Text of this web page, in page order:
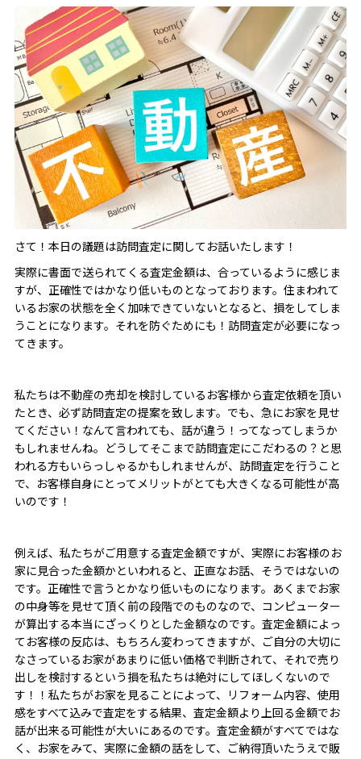
さて！本日の議題は訪問査定に関してお話いたします！
実際に書面で送られてくる査定金額は、合っているように感じま
すが、正確性ではかなり低いものとなっております。住まわれて
いるお家の状態を全く加味できていないとなると、損をしてしま
うことになります。それを防ぐためにも！訪問査定が必要になっ
てきます。
私たちは不動産の売却を検討しているお客様から査定依頼を頂い
たとき、必ず訪問査定の提案を致します。でも、急にお家を見せ
てください！なんて言われても、話が違う！ってなってしまうか
もしれませんね。どうしてそこまで訪問査定にこだわるの？と思
われる方もいらっしゃるかもしれませんが、訪問査定を行うこと
で、お客様自身にとってメリットがとても大きくなる可能性が高
いのです！
例えば、私たちがご用意する査定金額ですが、実際にお客様のお
家に見合った金額かといわれると、正直なお話、そうではないの
です。正確性で言うとかなり低いものになります。あくまでお家
の中身等を見せて頂く前の段階でのものなので、コンピューター
が算出する本当にざっくりとした金額なのです。査定金額によっ
てお客様の反応は、もちろん変わってきますが、ご自分の大切に
なさっているお家があまりに低い価格で判断されて、それで売り
出しを検討するという損を私たちは絶対にしてほしくないので
す！！私たちがお家を見ることによって、リフォーム内容、使用
感をすべて込みで査定をする結果、査定金額より上回る金額でお
話が出来る可能性が大いにあるのです。査定金額がすべてではな
く、お家をみて、実際に金額の話をして、ご納得頂いたうえで販